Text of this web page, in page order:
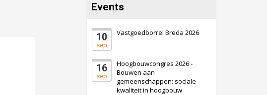
Events
10
sep
Vastgoedborrel Breda 2026
16
sep
Hoogbouwcongres 2026 -
Bouwen aan
gemeenschappen: sociale
kwaliteit in hoogbouw